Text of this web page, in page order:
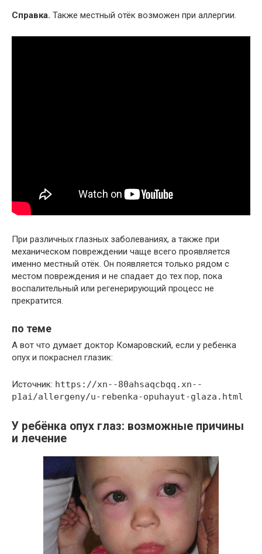
Справка. Также местный отёк возможен при аллергии.
При различных глазных заболеваниях, а также при
механическом повреждении чаще всего проявляется
именно местный отёк. Он появляется только рядом с
местом повреждения и не спадает до тех пор, пока
воспалительный или регенерирующий процесс не
прекратится.
по теме
А вот что думает доктор Комаровский, если у ребенка
опух и покраснел глазик:
Источник: https://xn--80ahsaqcbqq.xn--
p1ai/allergeny/u-rebenka-opuhayut-glaza.html
У ребёнка опух глаз: возможные причины
и лечение